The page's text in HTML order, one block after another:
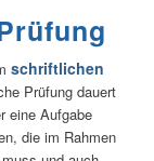
schriftlichen
Prüfung dauert
eine Aufgabe
die im Rahmen